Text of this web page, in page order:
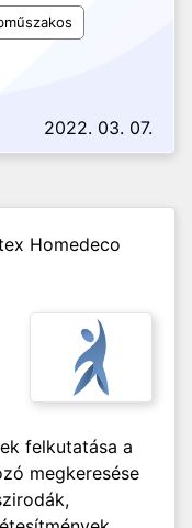
2022. 03. 07.
Homedeco
felkutatása a
megkeresése